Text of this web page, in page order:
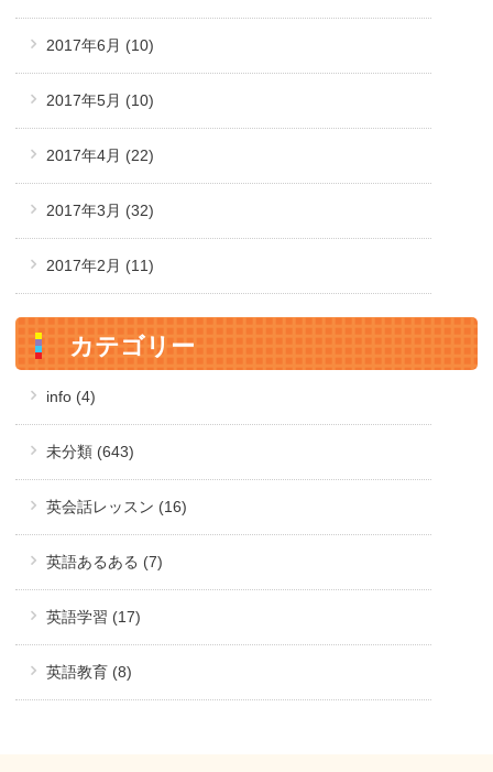
2017年6月 (10)
2017年5月 (10)
2017年4月 (22)
2017年3月 (32)
2017年2月 (11)
カテゴリー
info (4)
未分類 (643)
英会話レッスン (16)
英語あるある (7)
英語学習 (17)
英語教育 (8)